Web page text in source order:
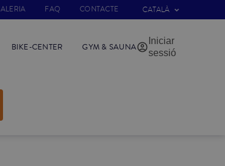
FAQ CONTACTE CATALÀ
BIKE-CENTER GYM & SAUNA
Iniciar
sessió